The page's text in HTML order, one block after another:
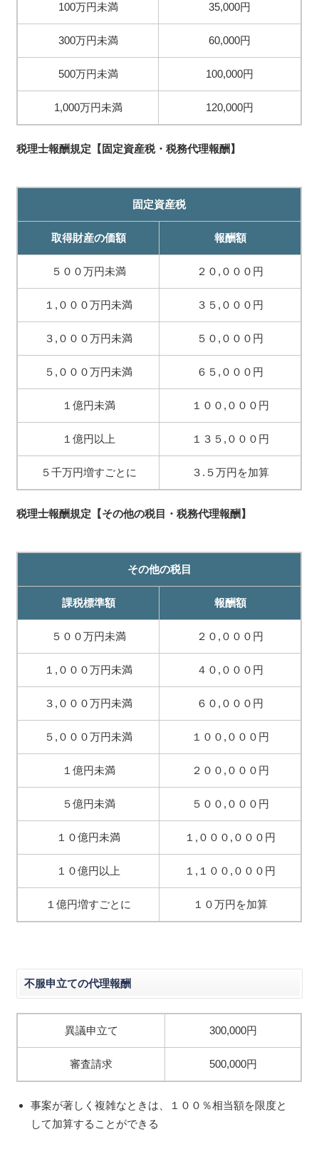
100万円未満 35,000円
300万円未満 60,000円
500万円未満 100,000円
1,000万円未満 120,000円
税理士報酬規定【固定資産税・税務代理報酬】
固定資産税
取得財産の価額 報酬額
５００万円未満 ２０,０００円
１,０００万円未満 ３５,０００円
３,０００万円未満 ５０,０００円
５,０００万円未満 ６５,０００円
１億円未満 １００,０００円
１億円以上 １３５,０００円
５千万円増すごとに ３.５万円を加算
税理士報酬規定【その他の税目・税務代理報酬】
その他の税目
課税標準額 報酬額
５００万円未満 ２０,０００円
１,０００万円未満 ４０,０００円
３,０００万円未満 ６０,０００円
５,０００万円未満 １００,０００円
１億円未満 ２００,０００円
５億円未満 ５００,０００円
１０億円未満 １,０００,０００円
１０億円以上 １,１００,０００円
１億円増すごとに １０万円を加算
不服申立ての代理報酬
異議申立て 300,000円
審査請求 500,000円
事案が著しく複雑なときは、１００％相当額を限度と
して加算することができる